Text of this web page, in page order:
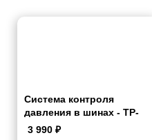
Система контроля
давления в шинах - TP-
Lite
3 990 ₽